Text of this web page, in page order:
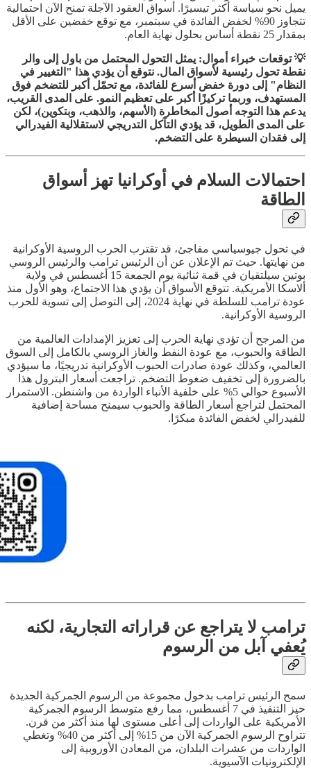
يميل نحو سياسة أكثر تيسيرًا. أسواق العقود الآجلة تمنح الآن احتمالية
تتجاوز 90% لخفض الفائدة في سبتمبر، مع توقع خفضين على الأقل
بمقدار 25 نقطة أساس بحلول نهاية العام.
💡 توقعات خبراء أموال: يمثل التحول المحتمل من باول إلى والر
نقطة تحول رئيسية لأسواق المال. نتوقع أن يؤدي هذا "التغيير في
النظام" إلى دورة خفض أسرع للفائدة، مع تحمّل أكبر للتضخم فوق
المستهدف، وربما تركيزًا أكبر على تعظيم النمو. على المدى القريب،
يدعم هذا التوجه أصول المخاطرة (الأسهم، والذهب، وبتكوين)، لكن
على المدى الطويل، قد يؤدي التآكل التدريجي لاستقلالية الفيدرالي
إلى فقدان السيطرة على التضخم.
احتمالات السلام في أوكرانيا تهز أسواق
الطاقة
في تحول جيوسياسي مفاجئ، قد تقترب الحرب الروسية الأوكرانية
من نهايتها. حيث تم الإعلان عن أن الرئيس ترامب والرئيس الروسي
بوتين سيلتقيان في قمة ثنائية يوم الجمعة 15 أغسطس في ولاية
ألاسكا الأمريكية. تتوقع الأسواق أن يؤدي هذا الاجتماع، وهو الأول منذ
عودة ترامب للسلطة في نهاية 2024، إلى التوصل إلى تسوية للحرب
الروسية الأوكرانية.
من المرجح أن تؤدي نهاية الحرب إلى تعزيز الإمدادات العالمية من
الطاقة والحبوب، مع عودة النفط والغاز الروسي بالكامل إلى السوق
العالمي، وكذلك عودة صادرات الحبوب الأوكرانية تدريجيًا، ما سيؤدي
بالضرورة إلى تخفيف ضغوط التضخم. تراجعت أسعار البترول هذا
الأسبوع حوالي 5% على خلفية الأنباء الواردة من واشنطن. الاستمرار
المحتمل لتراجع أسعار الطاقة والحبوب سيمنح مساحة إضافية
للفيدرالي لخفض الفائدة مبكرًا.
ترامب لا يتراجع عن قراراته التجارية، لكنه
يُعفي آبل من الرسوم
سمح الرئيس ترامب بدخول مجموعة من الرسوم الجمركية الجديدة
حيز التنفيذ في 7 أغسطس، مما رفع متوسط الرسوم الجمركية
الأمريكية على الواردات إلى أعلى مستوى لها منذ أكثر من قرن.
تتراوح الرسوم الجمركية الآن من 15% إلى أكثر من 40% وتغطي
الواردات من عشرات البلدان، من المعادن الأوروبية إلى
الإلكترونيات الآسيوية.